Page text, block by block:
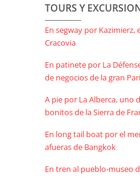
TOURS Y
En segway por Kazimierz,
Cracovia
En patinete por La
de negocios de la gran
A pie por La Alberca, uno
bonitos de la Sierra de
En long tail boat por el
afueras de Bangkok
En tren al pueblo-museo